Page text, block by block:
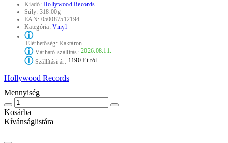
Kiadó:Hollywood Records
Súly: 318.00g
EAN: 050087512194
Kategória:Vinyl
ⓘ
Elérhetőség:Raktáron
ⓘVárható szállítás: 2026.08.11.
ⓘSzállítási ár: 1190 Ft-tól
Hollywood Records
Mennyiség
Kosárba
Kívánságlistára